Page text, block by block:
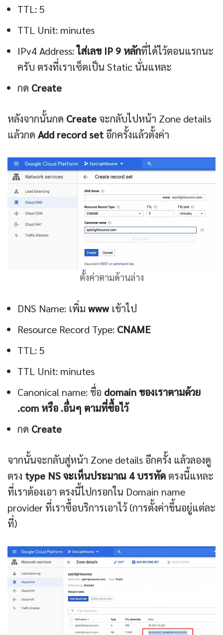
TTL: 5
TTL Unit: minutes
IPv4 Address:ใส่เลข IP 9 หลักที่ได้ไว้ตอนแรกนะ
ครับ ตรงที่เราเซ็ตเป็น Static นั่นแหละ
กด Create
หลังจากนั้นกด Create จะกลับไปหน้า Zone details
แล้วกด Add record set อีกครั้งแล้วตั้งค่า
ตั้งค่าตามด้านล่าง
DNS Name: เพิ่ม www เข้าไป
Resource Record Type: CNAME
TTL: 5
TTL Unit: minutes
Canonical name: ชื่อ domain ของเราตามด้วย
.com หรือ .อื่นๆ ตามที่ซื้อไว้
กด Create
จากนั้นจะกลับสู่หน้า Zone details อีกครั้ง แล้วลองดู
ตรง type NS จะเห็นประมาณ 4 บรรทัด ตรงนี้แหละ
ที่เราต้องเอา ตรงนี้ไปกรอกใน Domain name
provider ที่เราซื้อบริการเอาไว้ (การตั้งค่าขึ้นอยู่แต่ละ
ที่)